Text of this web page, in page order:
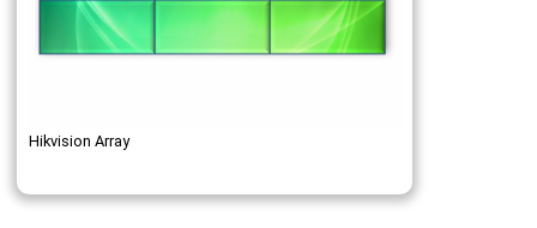
Hikvision Array